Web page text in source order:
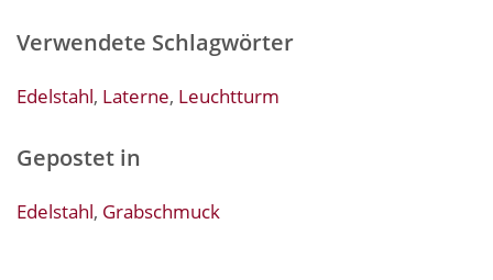
Verwendete Schlagwörter
Edelstahl, Laterne, Leuchtturm
Gepostet in
Edelstahl, Grabschmuck